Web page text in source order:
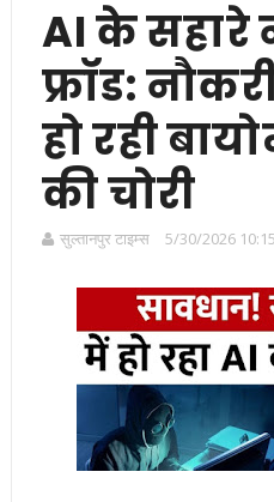
AI के सहारे
फ्रॉड:
हो रही
की चोरी
सुल्तानपुर टाइम्स 5/30/2026